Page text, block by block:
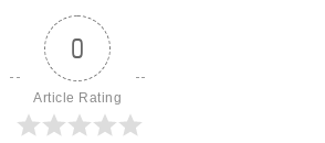
0
Article Rating